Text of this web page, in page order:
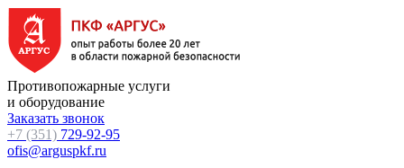
Противопожарные услуги
и оборудование
Заказать звонок
+7 (351) 729-92-95
ofis@arguspkf.ru